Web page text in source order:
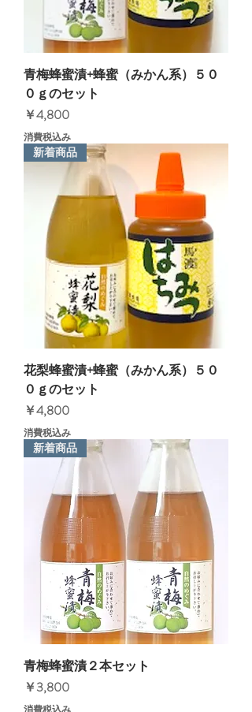
青梅蜂蜜漬+蜂蜜（みかん系）５０
０ｇのセット
価格
￥4,800
消費税込み
新着商品
花梨蜂蜜漬+蜂蜜（みかん系）５０
０ｇのセット
価格
￥4,800
消費税込み
新着商品
青梅蜂蜜漬２本セット
価格
￥3,800